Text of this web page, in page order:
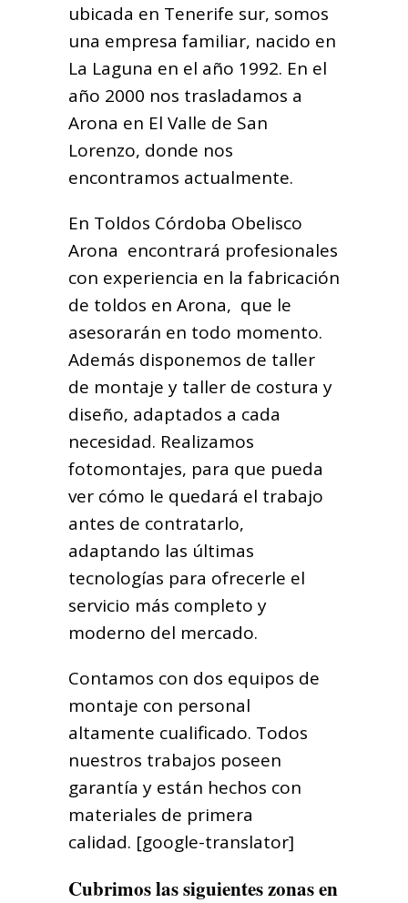
ubicada en Tenerife sur, somos
una empresa familiar, nacido en
La Laguna en el año 1992. En el
año 2000 nos trasladamos a
Arona en El Valle de San
Lorenzo, donde nos
encontramos actualmente.
En Toldos Córdoba Obelisco
Arona encontrará profesionales
con experiencia en la fabricación
de toldos en Arona, que le
asesorarán en todo momento.
Además disponemos de taller
de montaje y taller de costura y
diseño, adaptados a cada
necesidad. Realizamos
fotomontajes, para que pueda
ver cómo le quedará el trabajo
antes de contratarlo,
adaptando las últimas
tecnologías para ofrecerle el
servicio más completo y
moderno del mercado.
Contamos con dos equipos de
montaje con personal
altamente cualificado. Todos
nuestros trabajos poseen
garantía y están hechos con
materiales de primera
calidad. [google-translator]
Cubrimos las siguientes zonas en